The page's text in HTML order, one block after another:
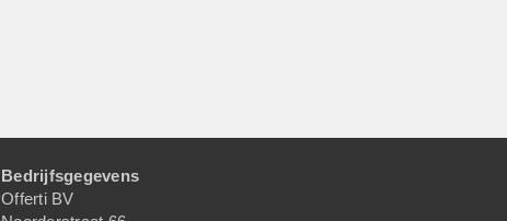
Bedrijfsgegevens
Offerti BV